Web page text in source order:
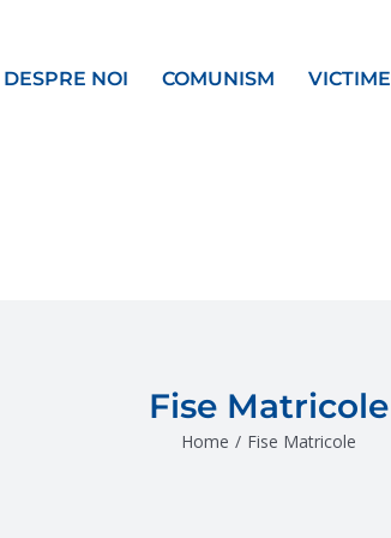
DESPRE NOI COMUNISM VICTIME
Fise Matricole
Home / Fise Matricole